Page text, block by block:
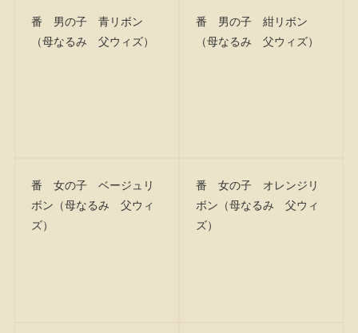
番 男の子 青リボン
（母なるみ 父ウィズ）
番 男の子 紺リボン
（母なるみ 父ウィズ）
番 女の子 ベージュリ
ボン（母なるみ 父ウィ
ズ）
番 女の子 オレンジリ
ボン（母なるみ 父ウィ
ズ）